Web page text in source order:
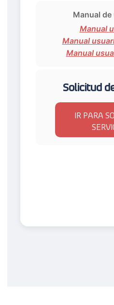
Manual de
Manual
Manual
Manual
Solicitud
IR PARA